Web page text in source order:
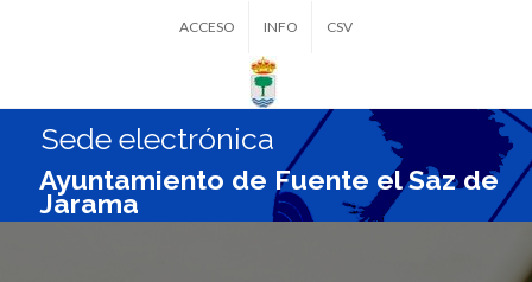
ACCESO INFO CSV
Sede electrónica
Ayuntamiento de Fuente el Saz de
Jarama